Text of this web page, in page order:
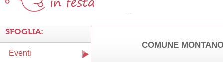
COMUNE
SFOGLIA:
Eventi